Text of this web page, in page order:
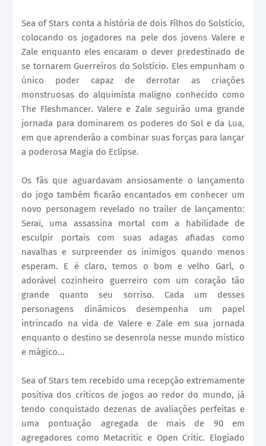
Sea of Stars conta a história de dois Filhos do Solstício,
colocando os jogadores na pele dos jovens Valere e
Zale enquanto eles encaram o dever predestinado de
se tornarem Guerreiros do Solstício. Eles empunham o
único poder capaz de derrotar as criações
monstruosas do alquimista maligno conhecido como
The Fleshmancer. Valere e Zale seguirão uma grande
jornada para dominarem os poderes do Sol e da Lua,
em que aprenderão a combinar suas forças para lançar
a poderosa Magia do Eclipse.
Os fãs que aguardavam ansiosamente o lançamento
do jogo também ficarão encantados em conhecer um
novo personagem revelado no trailer de lançamento:
Seraï, uma assassina mortal com a habilidade de
esculpir portais com suas adagas afiadas como
navalhas e surpreender os inimigos quando menos
esperam. E é claro, temos o bom e velho Garl, o
adorável cozinheiro guerreiro com um coração tão
grande quanto seu sorriso. Cada um desses
personagens dinâmicos desempenha um papel
intrincado na vida de Valere e Zale em sua jornada
enquanto o destino se desenrola nesse mundo místico
e mágico...
Sea of Stars tem recebido uma recepção extremamente
positiva dos críticos de jogos ao redor do mundo, já
tendo conquistado dezenas de avaliações perfeitas e
uma pontuação agregada de mais de 90 em
agregadores como Metacritic e Open Critic. Elogiado